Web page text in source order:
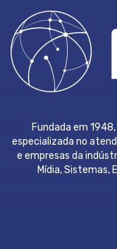
Fundada em
especializada no
e empresas da
Mídia, Sistemas,